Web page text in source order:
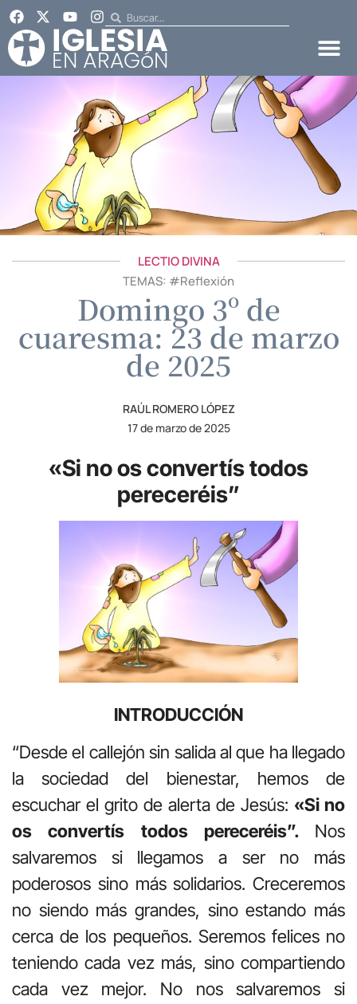
LECTIO DIVINA
TEMAS: #Reflexión
Domingo 3º de
cuaresma: 23 de marzo
de 2025
RAÚL ROMERO LÓPEZ
17 de marzo de 2025
«Si no os convertís todos
pereceréis”
INTRODUCCIÓN
“Desde el callejón sin salida al que ha llegado
la sociedad del bienestar, hemos de
escuchar el grito de alerta de Jesús: «Si no
os convertís todos pereceréis”. Nos
salvaremos si llegamos a ser no más
poderosos sino más solidarios. Creceremos
no siendo más grandes, sino estando más
cerca de los pequeños. Seremos felices no
teniendo cada vez más, sino compartiendo
cada vez mejor. No nos salvaremos si